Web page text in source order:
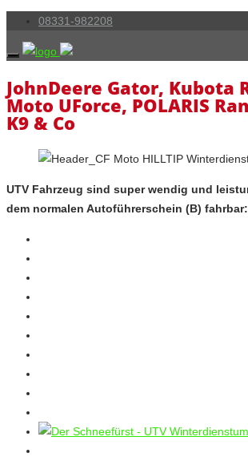
08331-982208
JohnDeere Gator, Kubota
Moto UForce, POLARIS
K9 & Co
UTV Fahrzeug sind super wendig und
dem normalen Autoführerschein (B) fahrbar: